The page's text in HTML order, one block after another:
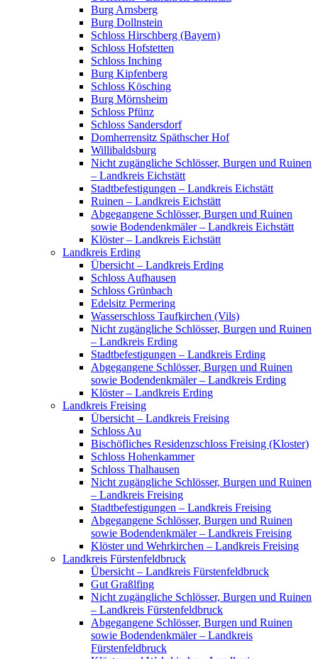
Burg Arnsberg
Burg Dollnstein
Schloss Hirschberg (Bayern)
Schloss Hofstetten
Schloss Inching
Burg Kipfenberg
Schloss Kösching
Burg Mörnsheim
Schloss Pfünz
Schloss Sandersdorf
Domherrensitz Späthscher Hof
Willibaldsburg
Nicht zugängliche Schlösser, Burgen und Ruinen
– Landkreis Eichstätt
Stadtbefestigungen – Landkreis Eichstätt
Ruinen – Landkreis Eichstätt
Abgegangene Schlösser, Burgen und Ruinen
sowie Bodendenkmäler – Landkreis Eichstätt
Klöster – Landkreis Eichstätt
Landkreis Erding
Übersicht – Landkreis Erding
Schloss Aufhausen
Schloss Grünbach
Edelsitz Permering
Wasserschloss Taufkirchen (Vils)
Nicht zugängliche Schlösser, Burgen und Ruinen
– Landkreis Erding
Stadtbefestigungen – Landkreis Erding
Abgegangene Schlösser, Burgen und Ruinen
sowie Bodendenkmäler – Landkreis Erding
Klöster – Landkreis Erding
Landkreis Freising
Übersicht – Landkreis Freising
Schloss Au
Bischöfliches Residenzschloss Freising (Kloster)
Schloss Hohenkammer
Schloss Thalhausen
Nicht zugängliche Schlösser, Burgen und Ruinen
– Landkreis Freising
Stadtbefestigungen – Landkreis Freising
Abgegangene Schlösser, Burgen und Ruinen
sowie Bodendenkmäler – Landkreis Freising
Klöster und Wehrkirchen – Landkreis Freising
Landkreis Fürstenfeldbruck
Übersicht – Landkreis Fürstenfeldbruck
Gut Graßlfing
Nicht zugängliche Schlösser, Burgen und Ruinen
– Landkreis Fürstenfeldbruck
Abgegangene Schlösser, Burgen und Ruinen
sowie Bodendenkmäler – Landkreis
Fürstenfeldbruck